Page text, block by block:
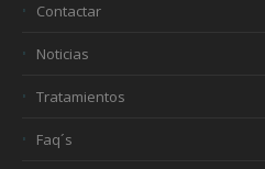
Contactar
Noticias
Tratamientos
Faq´s